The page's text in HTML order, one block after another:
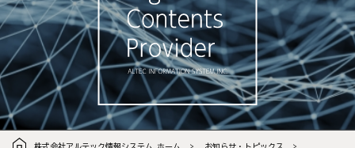
株式会社アルテック情報システム ホーム お知らせ・トピックス